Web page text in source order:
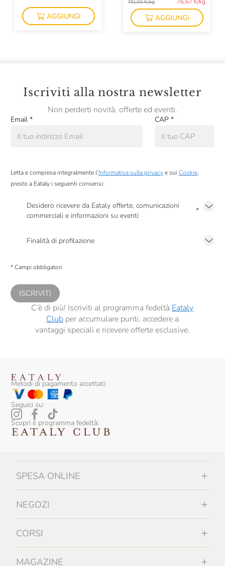
AGGIUNGI
110,00 €/kg
AGGIUNGI
Iscriviti alla nostra newsletter
Non perderti novità, offerte ed eventi.
Email * CAP *
Letta e compresa integralmente l’Informativa sulla privacye sui Cookie,
presto a Eataly i seguenti consensi:
Desidero ricevere da Eataly offerte, comunicazioni
commerciali e informazioni su eventi
*
Finalità di profilazione
comunicazioni commerciali personalizzate, in caso di consenso prestato ai
* Campi obbligatori
ISCRIVITI
C’è di più! Iscriviti al programma fedeltà Eataly
Clubper accumulare punti, accedere a
vantaggi speciali e ricevere offerte esclusive.
Metodi di pagamento accettati:
Seguici su:
Scopri il programma fedeltà:
SPESA ONLINE
NEGOZI
CORSI
MAGAZINE